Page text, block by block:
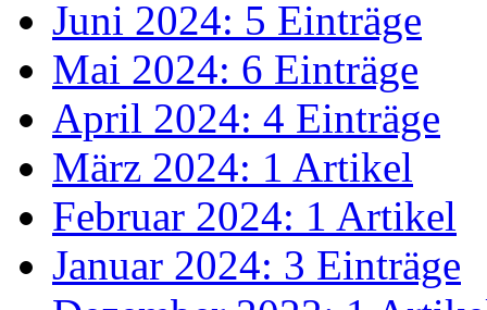
Juni 2024: 5 Einträge
Mai 2024: 6 Einträge
April 2024: 4 Einträge
März 2024: 1 Artikel
Februar 2024: 1 Artikel
Januar 2024: 3 Einträge